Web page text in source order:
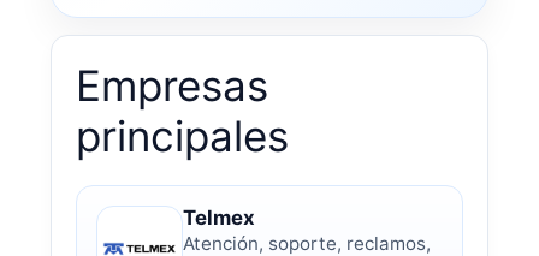
Empresas
principales
Telmex
Atención, soporte, reclamos,